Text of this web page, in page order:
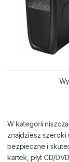
W kategorii
znajdziesz szeroki
bezpieczne i
kartek, płyt CD/